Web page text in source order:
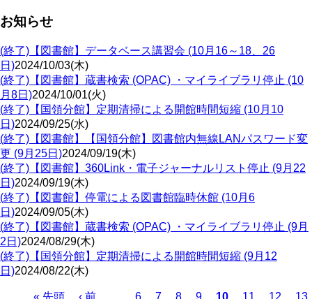
お知らせ
(終了)【図書館】データベース講習会 (10月16～18、26
日)2024/10/03(木)
(終了)【図書館】蔵書検索 (OPAC) ・マイライブラリ停止 (10
月8日)2024/10/01(火)
(終了)【国領分館】定期清掃による開館時間短縮 (10月10
日)2024/09/25(水)
(終了)【図書館】【国領分館】図書館内無線LANパスワード変
更 (9月25日)2024/09/19(木)
(終了)【図書館】360Link・電子ジャーナルリスト停止 (9月22
日)2024/09/19(木)
(終了)【図書館】停電による図書館臨時休館 (10月6
日)2024/09/05(木)
(終了)【図書館】蔵書検索 (OPAC) ・マイライブラリ停止 (9月
2日)2024/08/29(木)
(終了)【国領分館】定期清掃による開館時間短縮 (9月12
日)2024/08/22(木)
先
« 先頭 前
‹ 前 Page
6 Page
7 Page
8 Page
9 カ
10 Page
11 Page
12 13